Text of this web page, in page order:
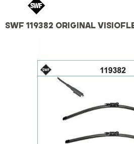
SWF 119382 ORIGINAL